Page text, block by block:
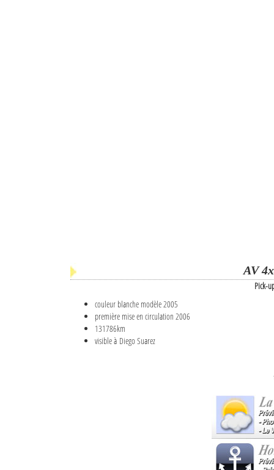
AV
Pick-
couleur blanche modèle 2005
première mise en circulation 2006
131786km
visible à Diego Suarez